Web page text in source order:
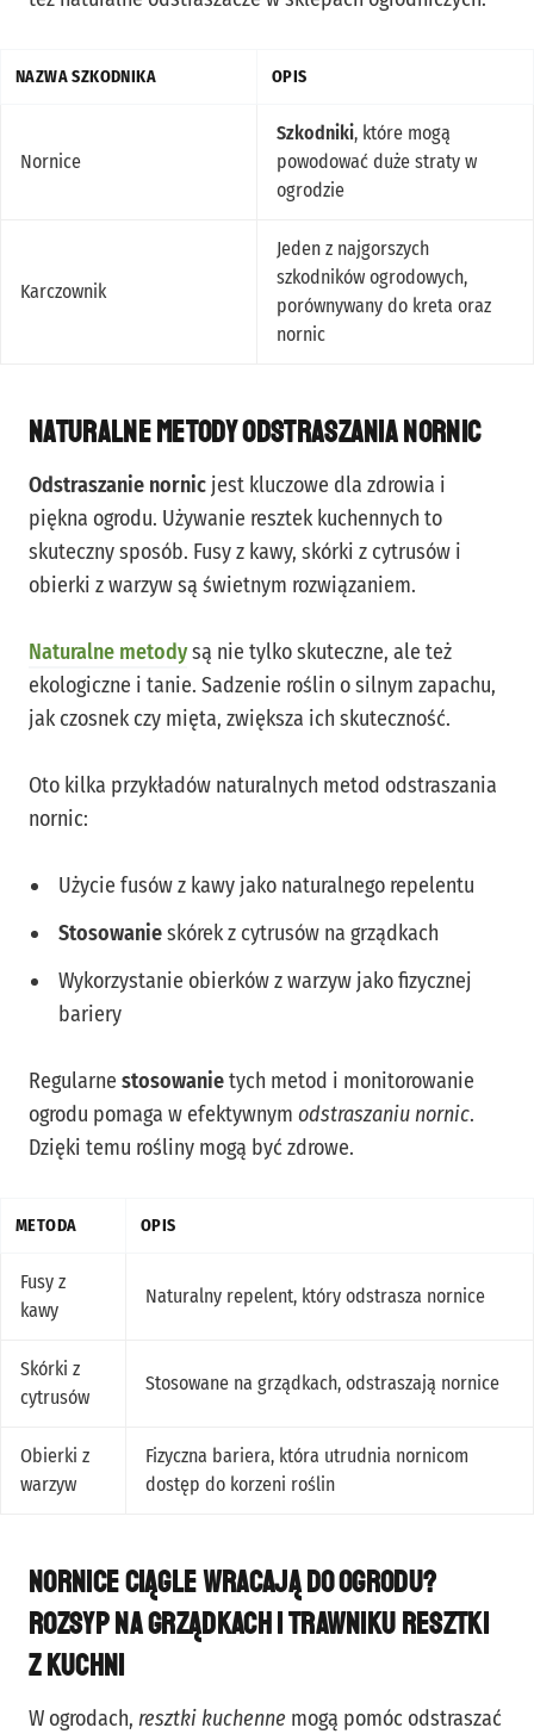
NAZWA SZKODNIKA OPIS
Nornice
Szkodniki, które mogą
powodować duże straty w
ogrodzie
Karczownik
Jeden z najgorszych
szkodników ogrodowych,
porównywany do kreta oraz
nornic
Naturalne metody odstraszania nornic
Odstraszanie nornic jest kluczowe dla zdrowia i
piękna ogrodu. Używanie resztek kuchennych to
skuteczny sposób. Fusy z kawy, skórki z cytrusów i
obierki z warzyw są świetnym rozwiązaniem.
Naturalne metodysą nie tylko skuteczne, ale też
ekologiczne i tanie. Sadzenie roślin o silnym zapachu,
jak czosnek czy mięta, zwiększa ich skuteczność.
Oto kilka przykładów naturalnych metod odstraszania
nornic:
Użycie fusów z kawy jako naturalnego repelentu
Stosowanieskórek z cytrusów na grządkach
Wykorzystanie obierków z warzyw jako fizycznej
bariery
Regularne stosowanietych metod i monitorowanie
ogrodu pomaga w efektywnym odstraszaniu nornic.
Dzięki temu rośliny mogą być zdrowe.
METODA OPIS
Fusy z
kawy
Naturalny repelent, który odstrasza nornice
Skórki z
cytrusów
Stosowane na grządkach, odstraszają nornice
Obierki z
warzyw
Fizyczna bariera, która utrudnia nornicom
dostęp do korzeni roślin
Nornice ciągle wracają do ogrodu?
Rozsyp na grządkach i trawniku resztki
z kuchni
W ogrodach, resztki kuchenne mogą pomóc odstraszać